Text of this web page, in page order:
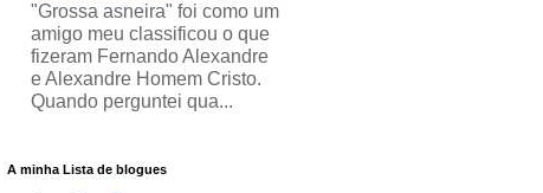
"Grossa asneira" foi como um
amigo meu classificou o que
fizeram Fernando Alexandre
e Alexandre Homem Cristo.
Quando perguntei qua...
A minha Lista de blogues